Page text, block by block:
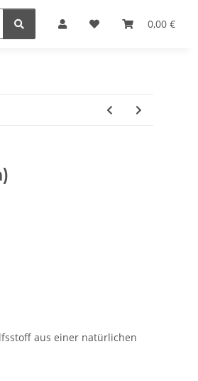
0,00 €
aus einer natürlichen